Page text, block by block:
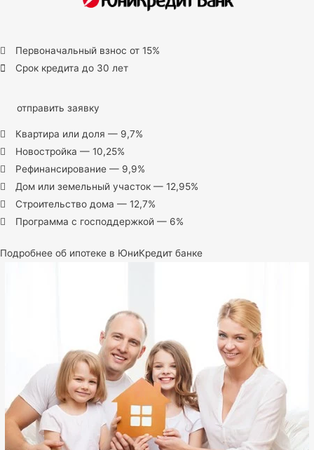
Первоначальный взнос от 15%
Срок кредита до 30 лет
отправить заявку
Квартира или доля — 9,7%
Новостройка — 10,25%
Рефинансирование — 9,9%
Дом или земельный участок — 12,95%
Строительство дома — 12,7%
Программа с господдержкой — 6%
Подробнее об ипотеке в ЮниКредит банке